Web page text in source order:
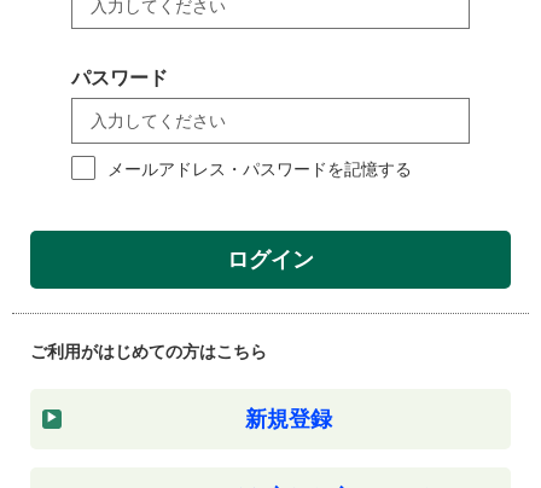
パスワード
メールアドレス・パスワードを記憶する
ログイン
ご利用がはじめての方はこちら
新規登録